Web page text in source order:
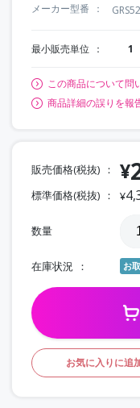
メーカー型番
最小販売単位 1
この商品について問
商品詳細の誤りを報
販売価格(税抜) ¥
標準価格(税抜) ¥
数量
在庫状況 お
お気に入りに追